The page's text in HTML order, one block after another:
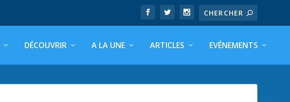
DÉCOUVRIR A LA UNE ARTICLES EVÉNEMENTS